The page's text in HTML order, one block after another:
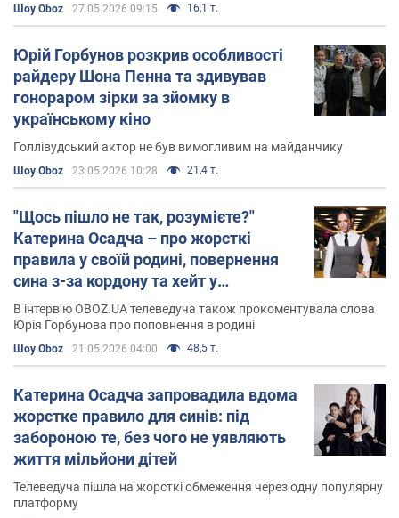
Шоу Oboz 27.05.2026 09:15 16,1 т.
Юрій Горбунов розкрив особливості
райдеру Шона Пенна та здивував
гонораром зірки за зйомку в
українському кіно
Голлівудський актор не був вимогливим на майданчику
Шоу Oboz 23.05.2026 10:28 21,4 т.
"Щось пішло не так, розумієте?"
Катерина Осадча – про жорсткі
правила у своїй родині, повернення
сина з-за кордону та хейт у
соцмережах
В інтерв’ю OBOZ.UA телеведуча також прокоментувала слова
Юрія Горбунова про поповнення в родині
Шоу Oboz 21.05.2026 04:00 48,5 т.
Катерина Осадча запровадила вдома
жорстке правило для синів: під
забороною те, без чого не уявляють
життя мільйони дітей
Телеведуча пішла на жорсткі обмеження через одну популярну
платформу